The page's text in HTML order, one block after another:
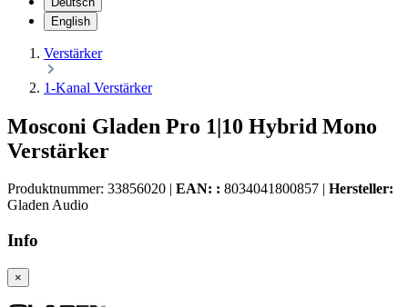
English
Verstärker
1-Kanal Verstärker
Mosconi Gladen Pro 1|10 Hybrid Mono
Verstärker
Produktnummer: 33856020 EAN: : 8034041800857
Hersteller:
Gladen Audio
Info
×